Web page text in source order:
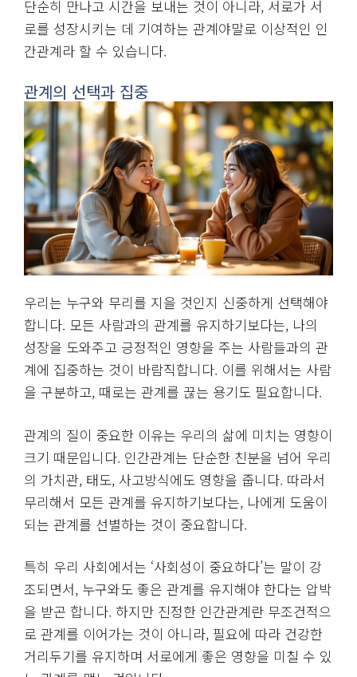
사람은 누구나 성장을 원합니다. 하지만 관계에 지나치
게 의존하면, 자신의 성장보다는 상대방에게 맞추는 것
에 더 많은 에너지를 쓰게 됩니다. 그러다 보면 본래 자
신의 목표와 방향을 잃고, 결국 자기 자신을 희생하는
결과로 이어질 수 있습니다. 자기 성장 없이 관계만을
유지하려는 시도는 일종의 착각이며, 이는 결국 관계의
균형을 깨뜨리는 요인이 될 수도 있습니다.
진정한 인간관계는 각자가 자신을 발전시키면서 동시
에 서로에게 긍정적인 영향을 줄 수 있는 관계입니다.
단순히 만나고 시간을 보내는 것이 아니라, 서로가 서
로를 성장시키는 데 기여하는 관계야말로 이상적인 인
관계의 선택과 집중
우리는 누구와 무리를 지을 것인지 신중하게 선택해야